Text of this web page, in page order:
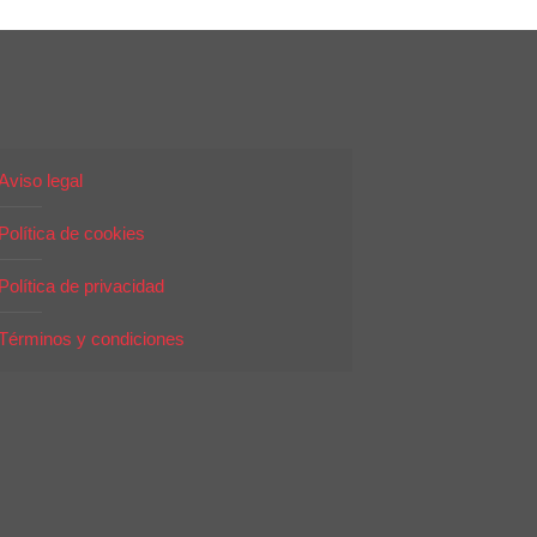
legal
Política de cookies
Política de privacidad
y condiciones